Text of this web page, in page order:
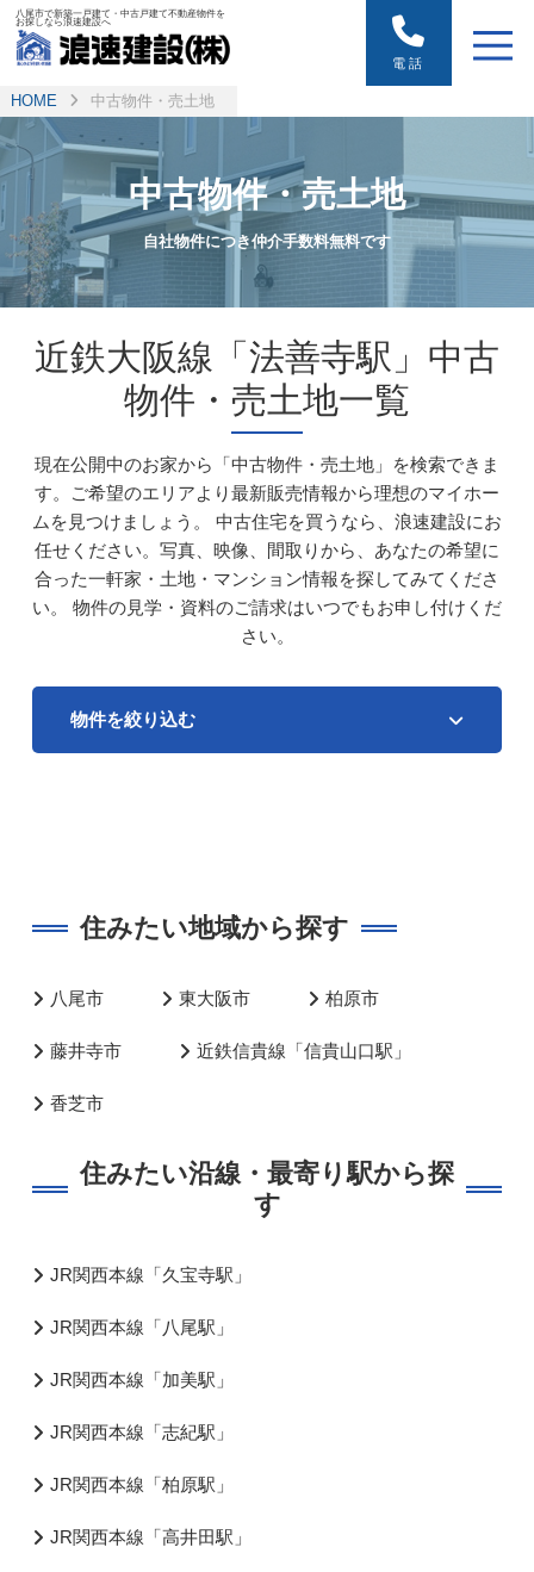
八尾市で新築一戸建て・中古戸建て不動産物件を
お探しなら浪速建設へ
電話
HOME 中古物件・売土地
中古物件・売土地
自社物件につき仲介手数料無料です
近鉄大阪線「法善寺駅」中古
物件・売土地一覧
現在公開中のお家から「中古物件・売土地」を検索できま
す。ご希望のエリアより最新販売情報から理想のマイホー
ムを見つけましょう。
中古住宅を買うなら、浪速建設にお
任せください。写真、映像、間取りから、あなたの希望に
合った一軒家・土地・マンション情報を探してみてくださ
い。
物件の見学・資料のご請求はいつでもお申し付けくだ
さい。
物件を絞り込む
住みたい地域から探す
八尾市 東大阪市 柏原市
藤井寺市 近鉄信貴線「信貴山口駅」
香芝市
住みたい沿線・最寄り駅から探
す
JR関西本線「久宝寺駅」
JR関西本線「八尾駅」
JR関西本線「加美駅」
JR関西本線「志紀駅」
JR関西本線「柏原駅」
JR関西本線「高井田駅」